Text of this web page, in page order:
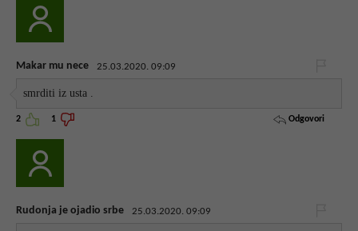
Makar mu nece 25.03.2020. 09:09
smrditi iz usta .
2 1 Odgovori
Rudonja je ojadio srbe 25.03.2020. 09:09